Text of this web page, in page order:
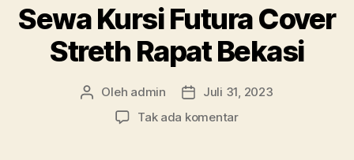
Sewa Kursi Futura Cover
Streth Rapat Bekasi
Penulis
artikel
Oleh admin
Tanggal
Juli 31, 2023
Tak ada komentarpada